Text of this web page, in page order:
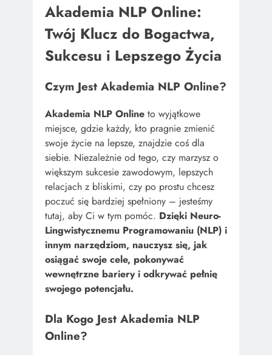
Akademia NLP Online:
Twój Klucz do Bogactwa,
Sukcesu i Lepszego Życia
Czym Jest Akademia NLP Online?
Akademia NLP Online to wyjątkowe
miejsce, gdzie każdy, kto pragnie zmienić
swoje życie na lepsze, znajdzie coś dla
siebie. Niezależnie od tego, czy marzysz o
większym sukcesie zawodowym, lepszych
relacjach z bliskimi, czy po prostu chcesz
poczuć się bardziej spełniony – jesteśmy
tutaj, aby Ci w tym pomóc. Dzięki Neuro-
Lingwistycznemu Programowaniu (NLP) i
innym narzędziom, nauczysz się, jak
osiągać swoje cele, pokonywać
wewnętrzne bariery i odkrywać pełnię
swojego potencjału.
Dla Kogo Jest Akademia NLP
Online?